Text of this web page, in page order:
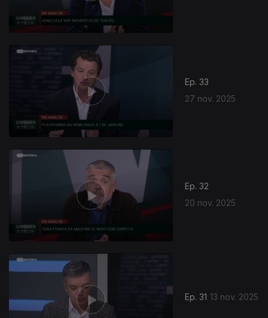
Ep. 33
27 nov. 2025
Ep. 32
20 nov. 2025
Ep. 31 13 nov. 2025